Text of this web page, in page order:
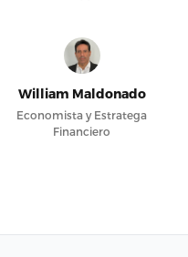
William Maldonado
Economista y Estratega
Financiero